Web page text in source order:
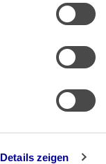
Details zeigen